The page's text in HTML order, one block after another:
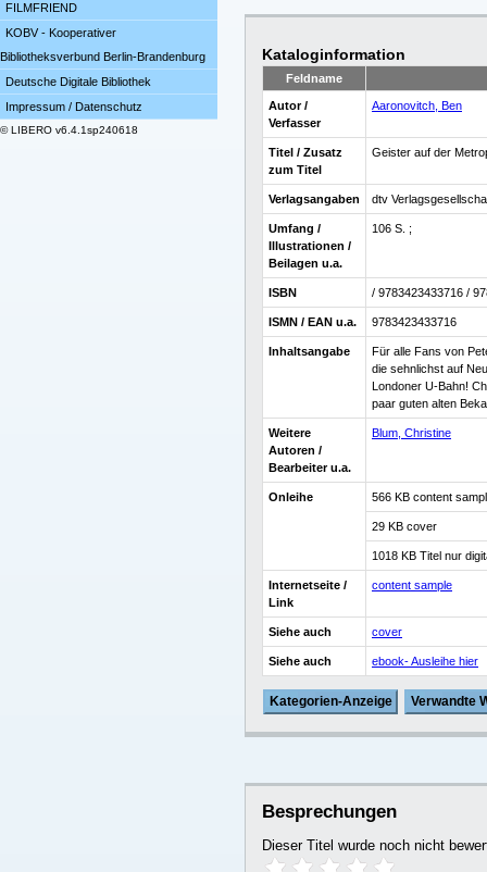
FILMFRIEND
KOBV - Kooperativer
Bibliotheksverbund Berlin-Brandenburg
Deutsche Digitale Bibliothek
Impressum / Datenschutz
© LIBERO v6.4.1sp240618
Kataloginformation
Feldname
Autor /
Verfasser
Aaronovitch, Ben
Titel / Zusatz
zum Titel
Geister auf der
Verlagsangaben dtv
Umfang /
Illustrationen /
Beilagen u.a.
106 S. ;
ISBN / 9783423433716 /
ISMN / EAN u.a. 9783423433716
Inhaltsangabe
Für alle Fans von
die sehnlichst auf
Londoner U-Bahn!
paar guten alten
Weitere
Autoren /
Bearbeiter u.a.
Blum, Christine
Onleihe 566 KB content
29 KB cover
1018 KB Titel nur
Internetseite /
Link
content sample
Siehe auch cover
Siehe auch ebook- Ausleihe hier
Kategorien-Anzeige Verwandte
Besprechungen
Dieser Titel wurde noch nicht